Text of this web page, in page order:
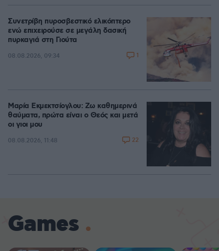
Συνετρίβη πυροσβεστικό ελικόπτερο
ενώ επιχειρούσε σε μεγάλη δασική
πυρκαγιά στη Γιούτα
08.08.2026, 09:34 1
Μαρία Εκμεκτσίογλου: Ζω καθημερινά
θαύματα, πρώτα είναι ο Θεός και μετά
οι γιοι μου
08.08.2026, 11:48 22
Games